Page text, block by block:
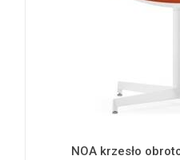
NOA krzesło